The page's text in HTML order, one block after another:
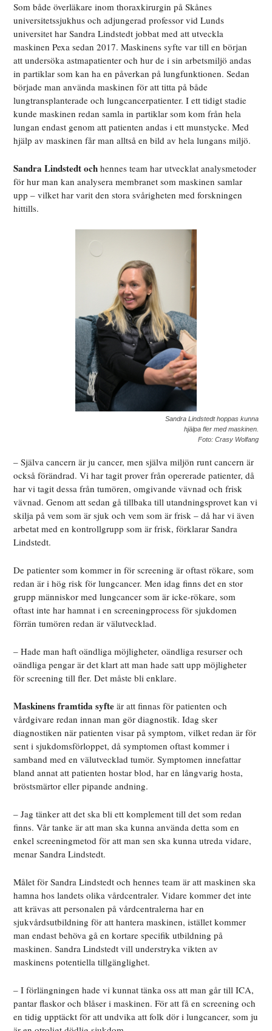
Som både överläkare inom thoraxkirurgin på Skånes
universitetssjukhus och adjungerad professor vid Lunds
universitet har Sandra Lindstedt jobbat med att utveckla
maskinen Pexa sedan 2017. Maskinens syfte var till en början
att undersöka astmapatienter och hur de i sin arbetsmiljö andas
in partiklar som kan ha en påverkan på lungfunktionen. Sedan
började man använda maskinen för att titta på både
lungtransplanterade och lungcancerpatienter. I ett tidigt stadie
kunde maskinen redan samla in partiklar som kom från hela
lungan endast genom att patienten andas i ett munstycke. Med
hjälp av maskinen får man alltså en bild av hela lungans miljö.
Sandra Lindstedt och hennes team har utvecklat analysmetoder
för hur man kan analysera membranet som maskinen samlar
upp – vilket har varit den stora svårigheten med forskningen
hittills.
Sandra Lindstedt hoppas kunna
hjälpa fler med maskinen.
Foto: Crasy Wolfang
– Själva cancern är ju cancer, men själva miljön runt cancern är
också förändrad. Vi har tagit prover från opererade patienter, då
har vi tagit dessa från tumören, omgivande vävnad och frisk
vävnad. Genom att sedan gå tillbaka till utandningsprovet kan vi
skilja på vem som är sjuk och vem som är frisk – då har vi även
arbetat med en kontrollgrupp som är frisk, förklarar Sandra
Lindstedt.
De patienter som kommer in för screening är oftast rökare, som
redan är i hög risk för lungcancer. Men idag finns det en stor
grupp människor med lungcancer som är icke-rökare, som
oftast inte har hamnat i en screeningprocess för sjukdomen
förrän tumören redan är välutvecklad.
– Hade man haft oändliga möjligheter, oändliga resurser och
oändliga pengar är det klart att man hade satt upp möjligheter
för screening till fler. Det måste bli enklare.
Maskinens framtida syfte är att finnas för patienten och
vårdgivare redan innan man gör diagnostik. Idag sker
diagnostiken när patienten visar på symptom, vilket redan är för
sent i sjukdomsförloppet, då symptomen oftast kommer i
samband med en välutvecklad tumör. Symptomen innefattar
bland annat att patienten hostar blod, har en långvarig hosta,
bröstsmärtor eller pipande andning.
– Jag tänker att det ska bli ett komplement till det som redan
finns. Vår tanke är att man ska kunna använda detta som en
enkel screeningmetod för att man sen ska kunna utreda vidare,
menar Sandra Lindstedt.
Målet för Sandra Lindstedt och hennes team är att maskinen ska
hamna hos landets olika vårdcentraler. Vidare kommer det inte
att krävas att personalen på vårdcentralerna har en
sjukvårdsutbildning för att hantera maskinen, istället kommer
man endast behöva gå en kortare specifik utbildning på
maskinen. Sandra Lindstedt vill understryka vikten av
maskinens potentiella tillgänglighet.
– I förlängningen hade vi kunnat tänka oss att man går till ICA,
pantar flaskor och blåser i maskinen. För att få en screening och
en tidig upptäckt för att undvika att folk dör i lungcancer, som ju